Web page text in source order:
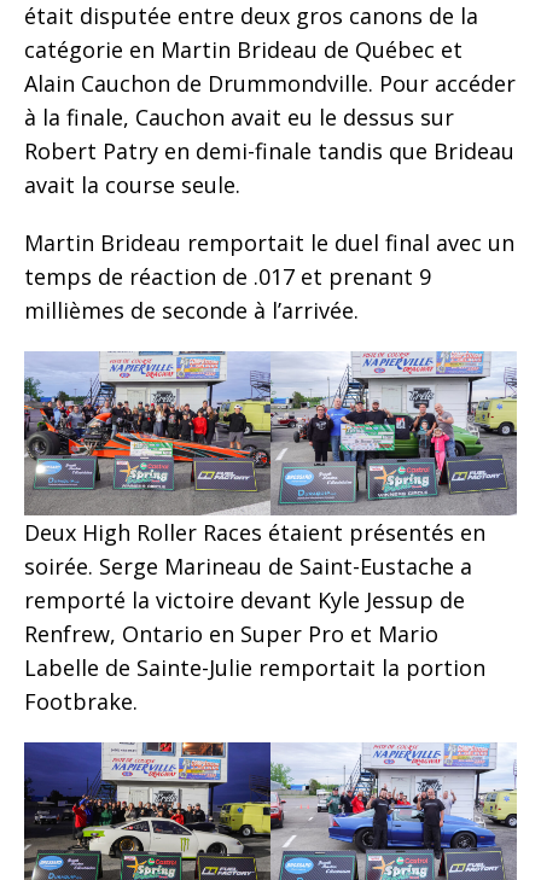
était disputée entre deux gros canons de la
catégorie en Martin Brideau de Québec et
Alain Cauchon de Drummondville. Pour accéder
à la finale, Cauchon avait eu le dessus sur
Robert Patry en demi-finale tandis que Brideau
avait la course seule.
Martin Brideau remportait le duel final avec un
temps de réaction de .017 et prenant 9
millièmes de seconde à l’arrivée.
Deux High Roller Races étaient présentés en
soirée. Serge Marineau de Saint-Eustache a
remporté la victoire devant Kyle Jessup de
Renfrew, Ontario en Super Pro et Mario
Labelle de Sainte-Julie remportait la portion
Footbrake.